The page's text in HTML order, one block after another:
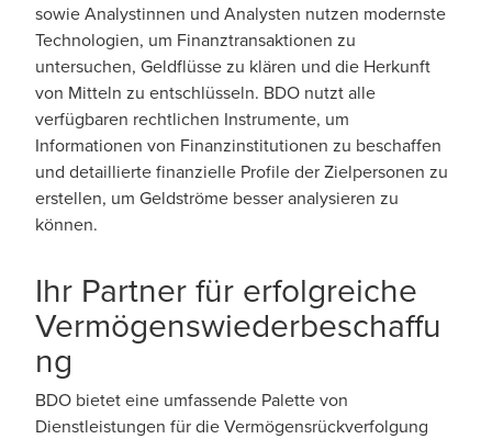
sowie Analystinnen und Analysten nutzen modernste
Technologien, um Finanztransaktionen zu
untersuchen, Geldflüsse zu klären und die Herkunft
von Mitteln zu entschlüsseln. BDO nutzt alle
verfügbaren rechtlichen Instrumente, um
Informationen von Finanzinstitutionen zu beschaffen
und detaillierte finanzielle Profile der Zielpersonen zu
erstellen, um Geldströme besser analysieren zu
können.
Ihr Partner für erfolgreiche
Vermögenswiederbeschaffu
ng
BDO bietet eine umfassende Palette von
Dienstleistungen für die Vermögensrückverfolgung